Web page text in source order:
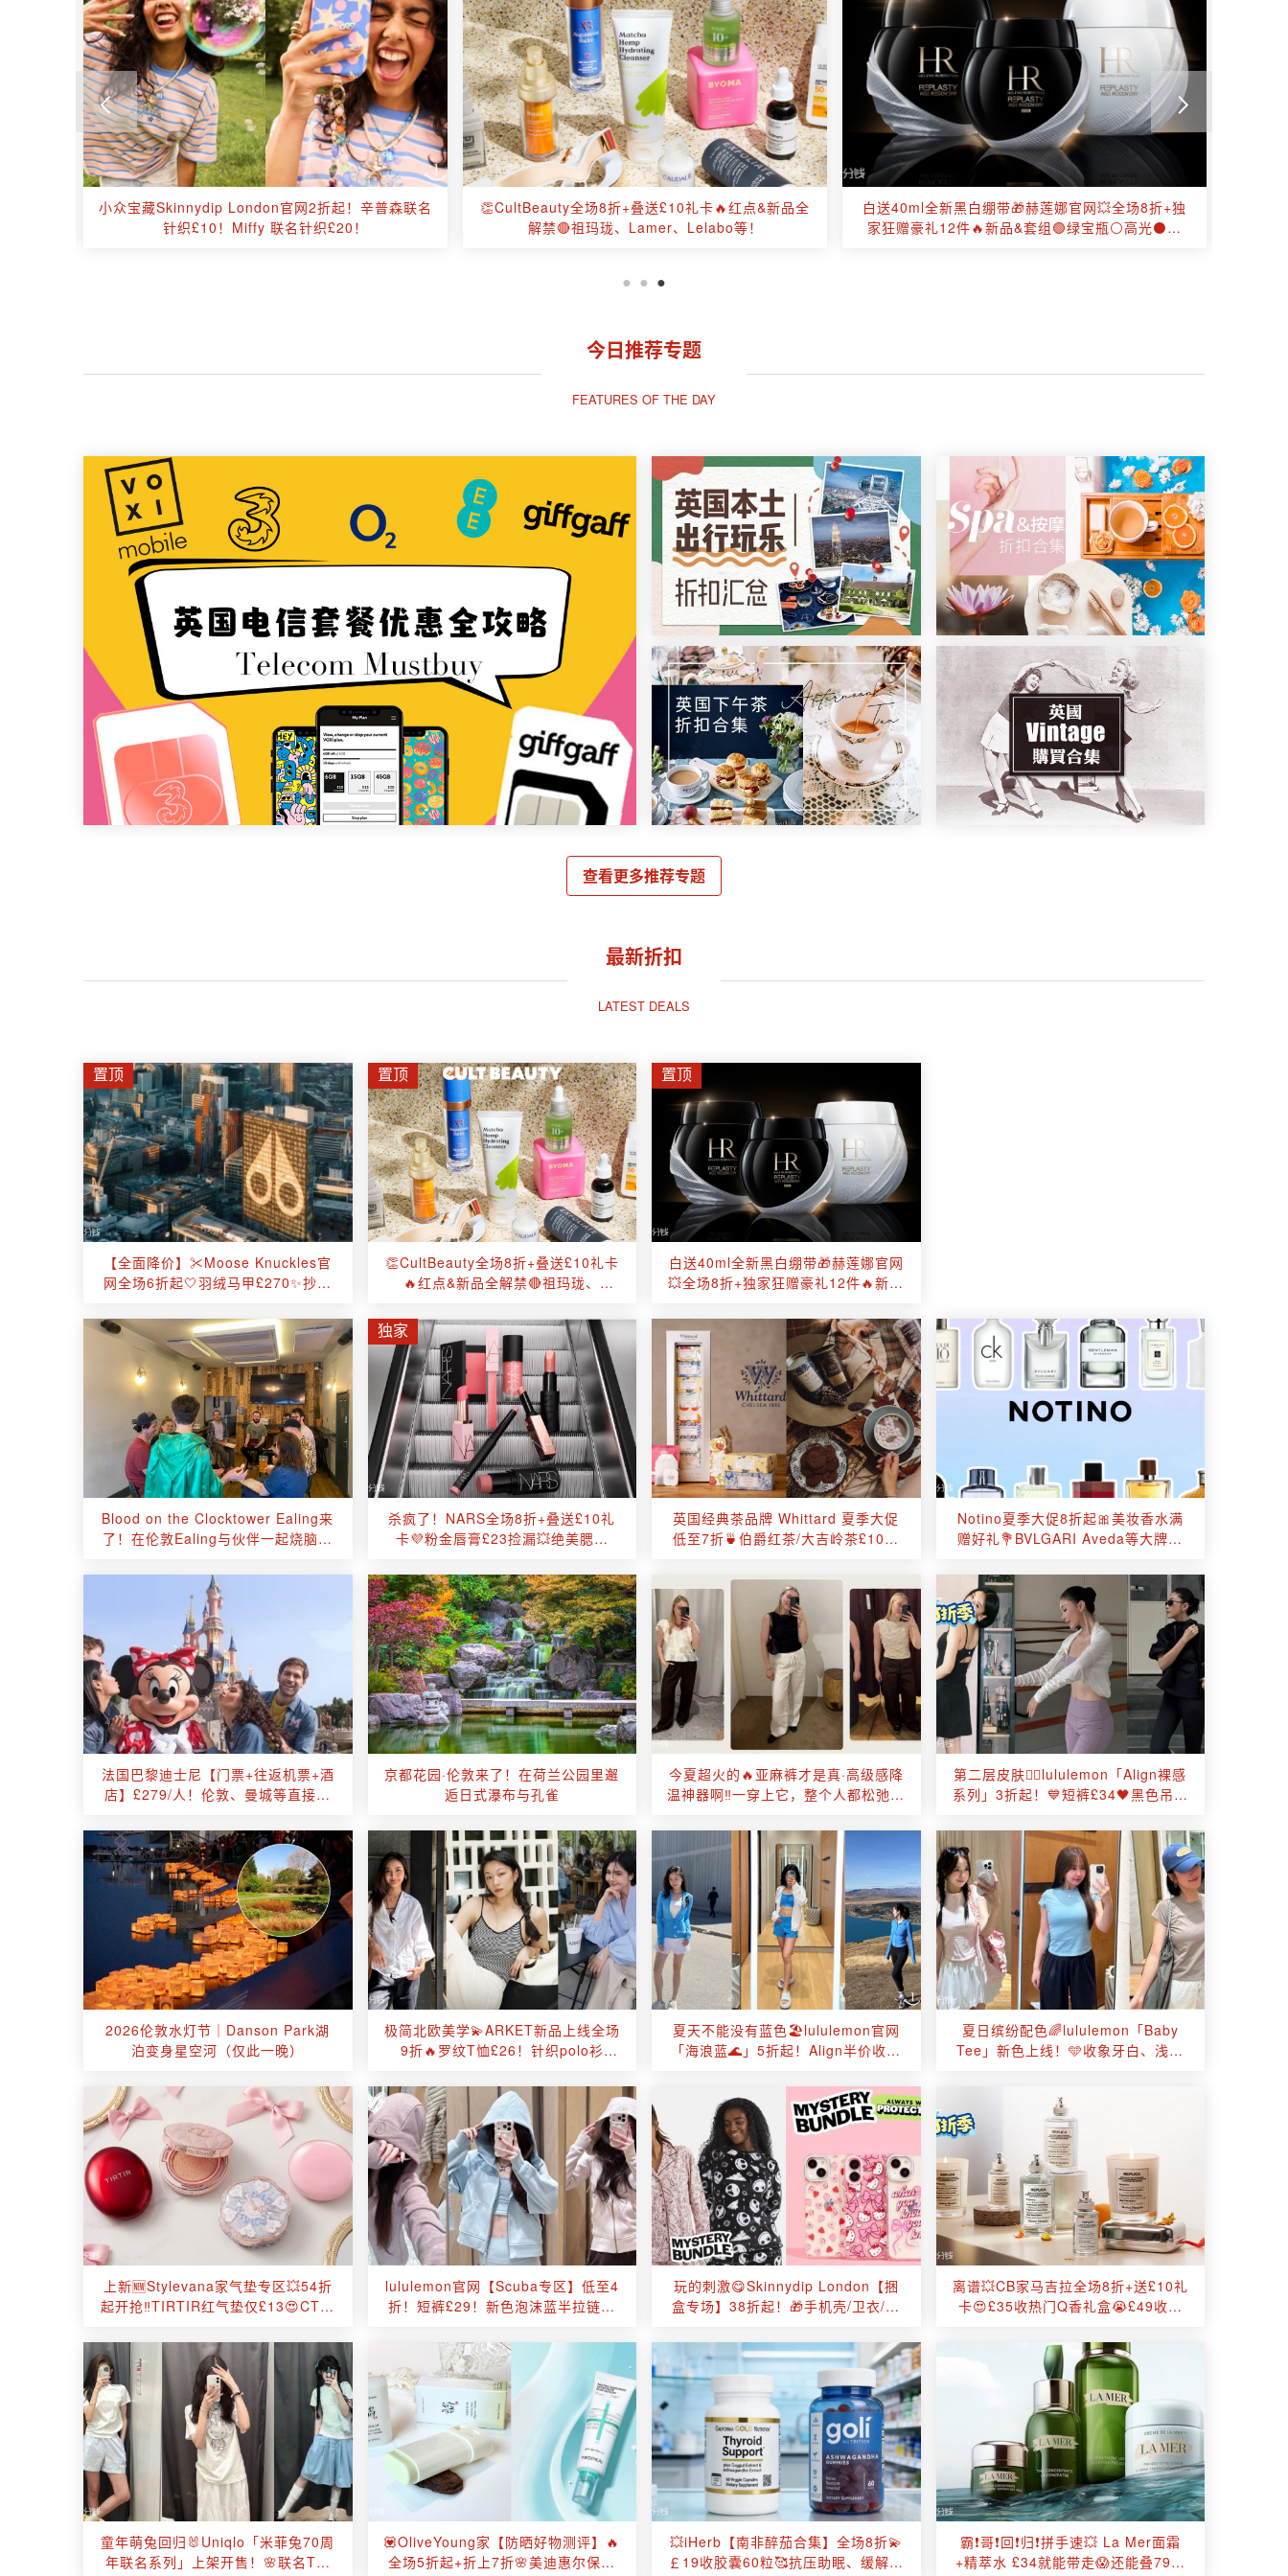
小众宝藏Skinnydip London官网2折起！辛普森联名
针织£10！Miffy 联名针织£20！
👏CultBeauty全场8折+叠送£10礼卡🔥红点&新品全
解禁🔴祖玛珑、Lamer、Lelabo等！
白送40ml全新黑白绷带🎁赫莲娜官网💥全场8折+独
家狂赠豪礼12件🔥新品&套组🟢绿宝瓶⚪高光⚫绷
今日推荐专题
FEATURES OF THE DAY
查看更多推荐专题
最新折扣
LATEST DEALS
置顶
【全面降价】✂️Moose Knuckles官
网全场6折起🤍羽绒马甲£270✨抄底
置顶
👏CultBeauty全场8折+叠送£10礼卡
🔥红点&新品全解禁🔴祖玛珑、
置顶
白送40ml全新黑白绷带🎁赫莲娜官网
💥全场8折+独家狂赠豪礼12件🔥新品
Blood on the Clocktower Ealing来
了！在伦敦Ealing与伙伴一起烧脑推
独家
杀疯了！NARS全场8折+叠送£10礼
卡💜粉金唇膏£23捡漏💥绝美腮红
英国经典茶品牌 Whittard 夏季大促
低至7折🍵伯爵红茶/大吉岭茶£10起
Notino夏季大促8折起🎀美妆香水满
赠好礼💐BVLGARI Aveda等大牌参
法国巴黎迪士尼【门票+往返机票+酒
店】£279/人！伦敦、曼城等直接出
京都花园·伦敦来了！在荷兰公园里邂
逅日式瀑布与孔雀
今夏超火的🔥亚麻裤才是真·高级感降
温神器啊‼一穿上它，整个人都松弛下
第二层皮肤🧘‍♀️lululemon「Align裸感
系列」3折起！💙短裤£34🖤黑色吊带
2026伦敦水灯节｜Danson Park湖
泊变身星空河（仅此一晚）
极简北欧美学💫ARKET新品上线全场
9折🔥罗纹T恤£26！针织polo衫
夏天不能没有蓝色🏖️lululemon官网
「海浪蓝🌊」5折起！Align半价收💦
夏日缤纷配色🌈lululemon「Baby
Tee」新色上线！🩵收象牙白、浅灰
上新🆕Stylevana家气垫专区💥54折
起开抢‼️TIRTIR红气垫仅£13😍CT、
lululemon官网【Scuba专区】低至4
折！短裤£29！新色泡沫蓝半拉链卫
玩的刺激😋Skinnydip London【捆
盒专场】38折起！🎁手机壳/卫衣/睡
离谱💥CB家马吉拉全场8折+送£10礼
卡😍£35收热门Q香礼盒😭£49收爵
童年萌兔回归🐰Uniqlo「米菲兔70周
年联名系列」上架开售！🌸联名T恤
💟OliveYoung家【防晒好物测评】🔥
全场5折起+折上7折🌸美迪惠尔保湿
💥iHerb【南非醉茄合集】全场8折💫
￡19收胶囊60粒🥰抗压助眠、缓解焦
霸❗哥❗回❗归❗拼手速💥 La Mer面霜
+精萃水 £34就能带走😱还能叠79折